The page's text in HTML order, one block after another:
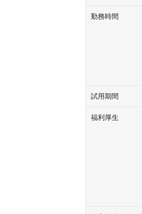
勤務時間
試用期間
福利厚生